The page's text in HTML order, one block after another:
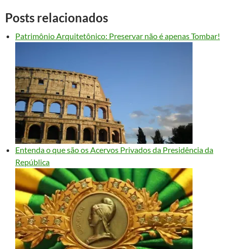
Posts relacionados
Patrimônio Arquitetônico: Preservar não é apenas Tombar!
Entenda o que são os Acervos Privados da Presidência da
República